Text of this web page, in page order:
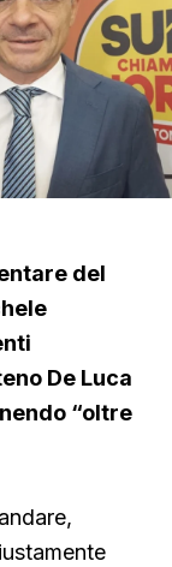
del
De Luca
“oltre